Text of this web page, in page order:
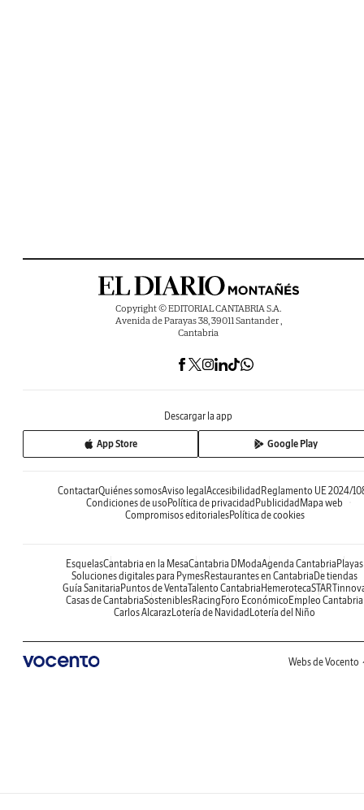
Copyright © EDITORIAL CANTABRIA S.A.
Avenida de Parayas 38, 39011 Santander ,
Cantabria
Descargar la app
App Store Google Play
ContactarQuiénes somosAviso legalAccesibilidadReglamento UE 2024/
Condiciones de usoPolítica de privacidadPublicidadMapa web
Compromisos editorialesPolítica de cookies
EsquelasCantabria en la MesaCantabria DModaAgenda CantabriaPlayas
Soluciones digitales para PymesRestaurantes en CantabriaDe tiendas
Guía SanitariaPuntos de VentaTalento CantabriaHemeroteca
Casas de CantabriaSosteniblesRacingForo EconómicoEmpleo Cantabria
Carlos AlcarazLotería de NavidadLotería del Niño
Webs de Vocento